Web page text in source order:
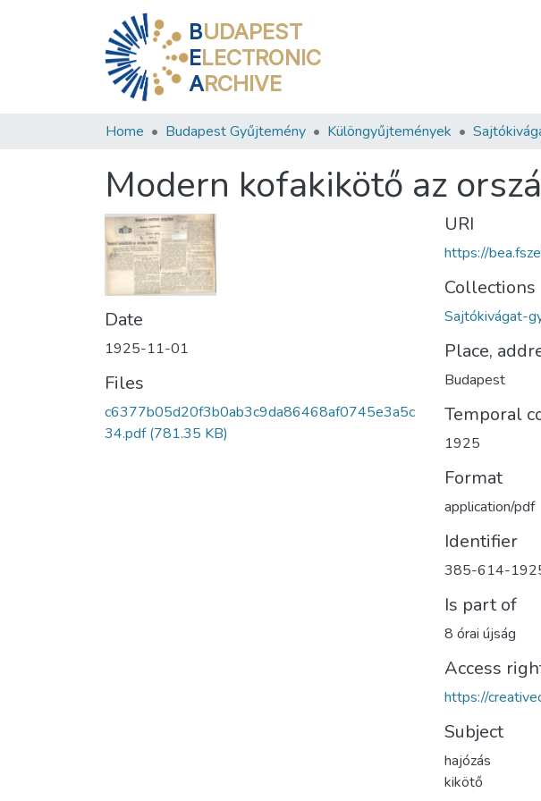
BUDAPEST
ELECTRONIC
ARCHIVE
Home Budapest Gyűjtemény Különgyűjtemények
Modern kofakikötő az
Date
1925-11-01
Files
c6377b05d20f3b0ab3c9da86468af0745e3a5c
34.pdf(781.35 KB)
URI
https://
Collections
Sajtókivágat-
Place,
Budapest
Temporal
1925
Format
application/pdf
Identifier
385-614-
Is part of
8 órai újság
Access
https://
Subject
hajózás
kikötő